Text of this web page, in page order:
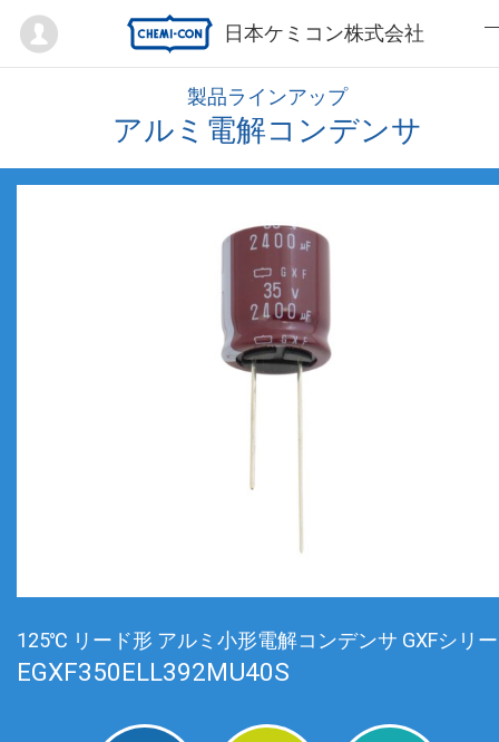
日本ケミコン株式会社
Mypage
製品ラインアップ
アルミ電解コンデンサ
125℃ リード形 アルミ小形電解コンデンサ GXFシリ
EGXF350ELL392MU40S